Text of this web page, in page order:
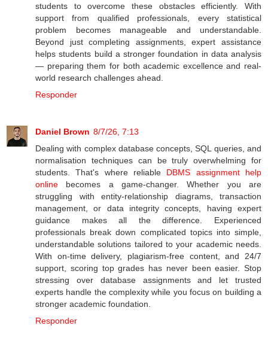
students to overcome these obstacles efficiently. With
support from qualified professionals, every statistical
problem becomes manageable and understandable.
Beyond just completing assignments, expert assistance
helps students build a stronger foundation in data analysis
— preparing them for both academic excellence and real-
world research challenges ahead.
Responder
Daniel Brown 8/7/26, 7:13
Dealing with complex database concepts, SQL queries, and
normalisation techniques can be truly overwhelming for
students. That's where reliable DBMS assignment help
online becomes a game-changer. Whether you are
struggling with entity-relationship diagrams, transaction
management, or data integrity concepts, having expert
guidance makes all the difference. Experienced
professionals break down complicated topics into simple,
understandable solutions tailored to your academic needs.
With on-time delivery, plagiarism-free content, and 24/7
support, scoring top grades has never been easier. Stop
stressing over database assignments and let trusted
experts handle the complexity while you focus on building a
stronger academic foundation.
Responder